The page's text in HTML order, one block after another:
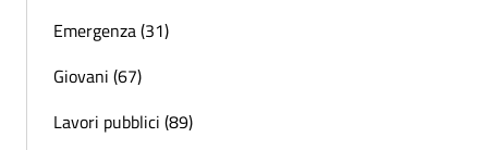
Emergenza (31)
Giovani (67)
Lavori pubblici (89)